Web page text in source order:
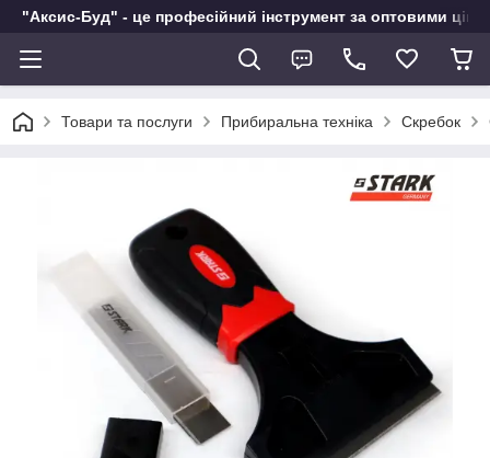
"Аксис-Буд" - це професійний інструмент за оптовими
Товари та послуги Прибиральна техніка Скребок